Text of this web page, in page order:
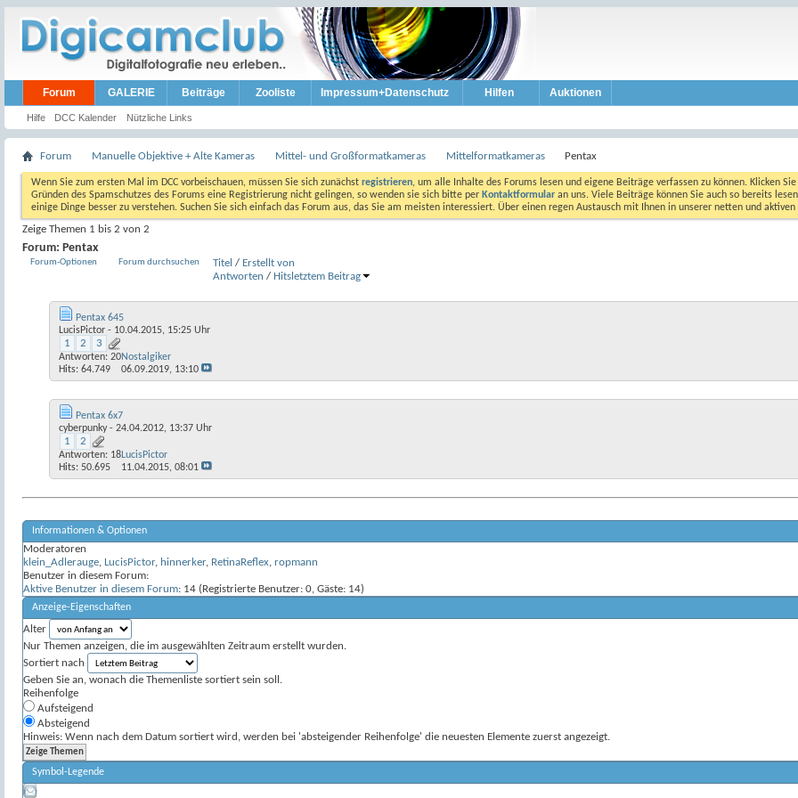
Forum
Hilfe DCC Kalender Nützliche Links
GALERIE Beiträge Zooliste Impressum+Datenschutz Hilfen Auktionen
Forum Manuelle Objektive + Alte Kameras Mittel- und Großformatkameras Mittelformatkameras Pentax
Wenn Sie zum ersten Mal im DCC vorbeischauen, müssen Sie sich zunächst registrieren, um alle Inhalte des Forums lesen und eigene Beiträge verfassen zu können. Klicken
Gründen des Spamschutzes des Forums eine Registrierung nicht gelingen, so wenden sie sich bitte per Kontaktformular an uns. Viele Beiträge können Sie auch so bereits
einige Dinge besser zu verstehen. Suchen Sie sich einfach das Forum aus, das Sie am meisten interessiert. Über einen regen Austausch mit Ihnen in unserer netten und
Zeige Themen 1 bis 2 von 2
Forum: Pentax
Forum-Optionen Forum durchsuchen Titel / Erstellt von
Antworten / Hits letztem Beitrag
Pentax 645
LucisPictor - 10.04.2015, 15:25 Uhr
1 2 3
Antworten: 20
Hits: 64.749
Nostalgiker
06.09.2019, 13:10
Pentax 6x7
cyberpunky- 24.04.2012, 13:37 Uhr
1 2
Antworten: 18
Hits: 50.695
LucisPictor
11.04.2015, 08:01
Informationen & Optionen
Moderatoren
klein_Adlerauge LucisPictor, hinnerker, RetinaReflex ropmann
Benutzer in diesem Forum:
Aktive Benutzer in diesem Forum: 14 (Registrierte Benutzer: 0, Gäste: 14)
Anzeige-Eigenschaften
Alter
Nur Themen anzeigen, die im ausgewählten Zeitraum erstellt wurden.
Sortiert nach
Geben Sie an, wonach die Themenliste sortiert sein soll.
Reihenfolge
Aufsteigend
Absteigend
Hinweis: Wenn nach dem Datum sortiert wird, werden bei 'absteigender Reihenfolge' die neuesten Elemente zuerst angezeigt.
Symbol-Legende